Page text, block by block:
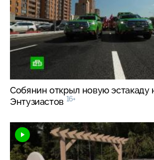
Собянин открыл новую эстакаду
Энтузиастов 16+